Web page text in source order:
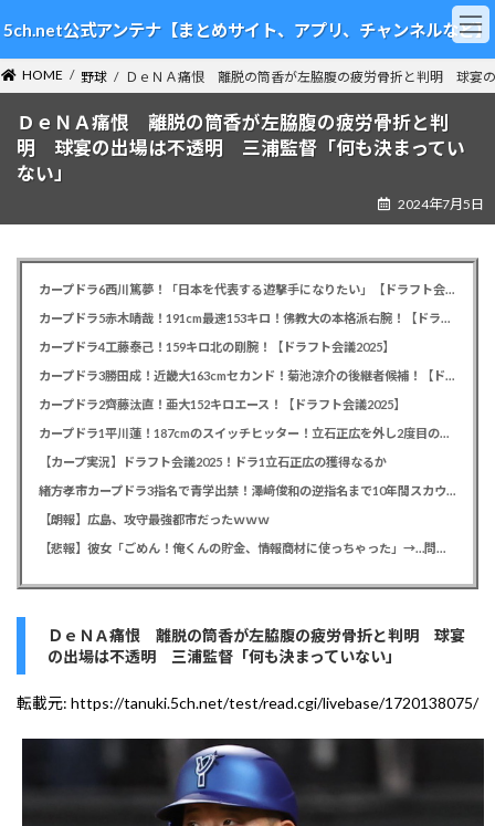
ン
テ
ン
ツ
ビ
ゲ
ー
シ
5ch.net公式アンテナ【まとめサイト、アプリ、チャンネルなど】
HOME 野球 ＤｅＮＡ痛恨 離脱の筒香が左脇腹の疲労骨折と判明 球宴
ＤｅＮＡ痛恨 離脱の筒香が左脇腹の疲労骨折と判
明 球宴の出場は不透明 三浦監督「何も決まってい
ない」
2024年7月5日
カープドラ6西川篤夢！「日本を代表する遊撃手になりたい」【ドラフト会議2025】
カープドラ5赤木晴哉！191cm最速153キロ！佛教大の本格派右腕！【ドラフト会議2025】
カープドラ4工藤泰己！159キロ北の剛腕！【ドラフト会議2025】
カープドラ3勝田成！近畿大163cmセカンド！菊池涼介の後継者候補！【ドラフト会議2025】
カープドラ2齊藤汰直！亜大152キロエース！【ドラフト会議2025】
カープドラ1平川蓮！187cmのスイッチヒッター！立石正広を外し2度目の重複も新井監督がクジを引き当てる！【ドラフト会議2025】
【カープ実況】ドラフト会議2025！ドラ1立石正広の獲得なるか
緒方孝市カープドラ3指名で青学出禁！澤﨑俊和の逆指名まで10年間スカウト出禁
【朗報】広島、攻守最強都市だったｗｗｗ
【悲報】彼女「ごめん！俺くんの貯金、情報商材に使っちゃった」→…問い詰めたらギャン泣きされたんだが俺が悪いのか？
ＤｅＮＡ痛恨 離脱の筒香が左脇腹の疲労骨折と判明 球宴
の出場は不透明 三浦監督「何も決まっていない」
転載元: https://tanuki.5ch.net/test/read.cgi/livebase/1720138075/